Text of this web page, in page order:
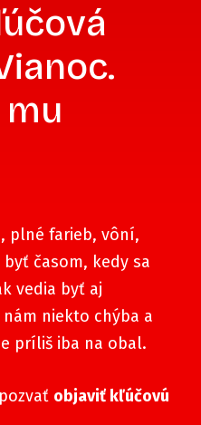
plné farieb, vôní,
časom, kedy sa
vedia byť aj
niekto chýba a
príliš iba na obal.
objaviť kľúčovú